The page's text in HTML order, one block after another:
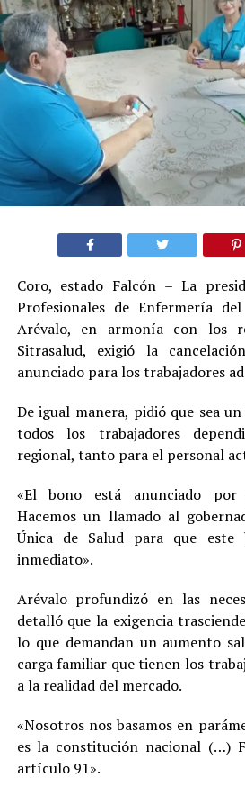
Coro, estado Falcón – La
Profesionales de Enfermería
Arévalo, en armonía con los
Sitrasalud, exigió la
anunciado para los trabajadores
De igual manera, pidió que sea
todos los trabajadores
regional, tanto para el personal
«El bono está anunciado por
Hacemos un llamado al
Única de Salud para que este
inmediato».
Arévalo profundizó en las
detalló que la exigencia
lo que demandan un aumento
carga familiar que tienen los
a la realidad del mercado.
«Nosotros nos basamos en
es la constitución nacional (…)
artículo 91».